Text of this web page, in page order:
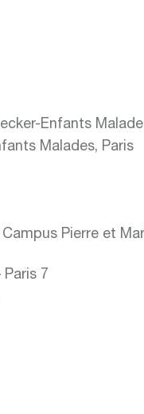
Enfants
Malades, Paris
Pierre et
7